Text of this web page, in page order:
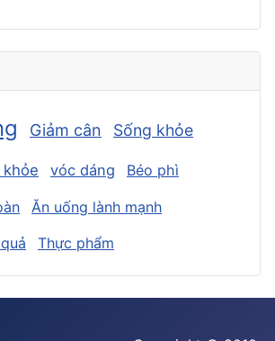
Giảm cân Sống khỏe
vóc dáng Béo phì
Ăn uống lành mạnh
Thực phẩm